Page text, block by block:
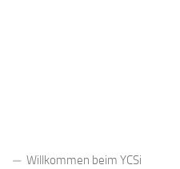
Willkommen beim YCSi